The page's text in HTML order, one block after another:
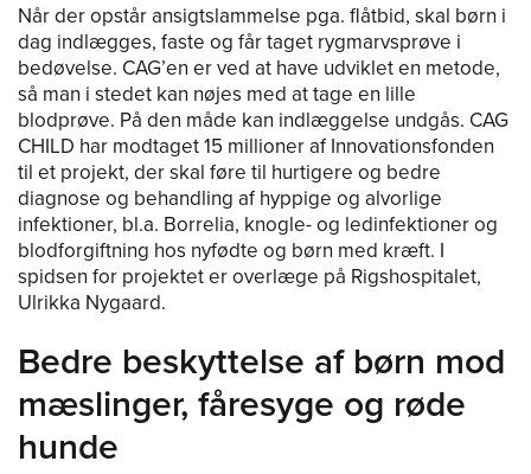
Når der opstår ansigtslammelse pga. flåtbid, skal børn i
dag indlægges, faste og får taget rygmarvsprøve i
bedøvelse. CAG’en er ved at have udviklet en metode,
så man i stedet kan nøjes med at tage en lille
blodprøve. På den måde kan indlæggelse undgås. CAG
CHILD har modtaget 15 millioner af Innovationsfonden
til et projekt, der skal føre til hurtigere og bedre
diagnose og behandling af hyppige og alvorlige
infektioner, bl.a. Borrelia, knogle- og ledinfektioner og
blodforgiftning hos nyfødte og børn med kræft. I
spidsen for projektet er overlæge på Rigshospitalet,
Ulrikka Nygaard.
Bedre beskyttelse af børn mod
mæslinger, fåresyge og røde
hunde